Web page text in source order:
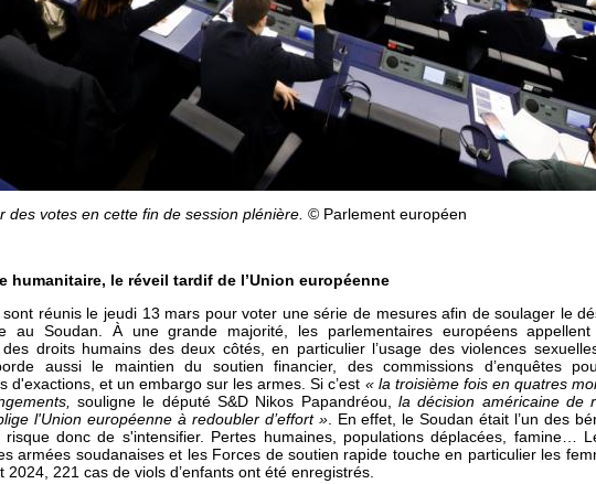
votes en cette fin de session plénière. © Parlement européen
humanitaire, le réveil tardif de l’Union européenne
réunis le jeudi 13 mars pour voter une série de mesures afin de soulager le
au Soudan. À une grande majorité, les parlementaires européens appellent
droits humains des deux côtés, en particulier l’usage des violences
aussi le maintien du soutien financier, des commissions d’enquêtes
d'exactions, et un embargo sur les armes. Si c’est « la troisième fois en quatres
souligne le député S&D Nikos Papandréou,
la décision américaine de
l'Union européenne à redoubler d’effort ». En effet, le Soudan était l’un des
donc de s'intensifier. Pertes humaines, populations déplacées, famine…
armées soudanaises et les Forces de soutien rapide touche en particulier les
2024, 221 cas de viols d’enfants ont été enregistrés.